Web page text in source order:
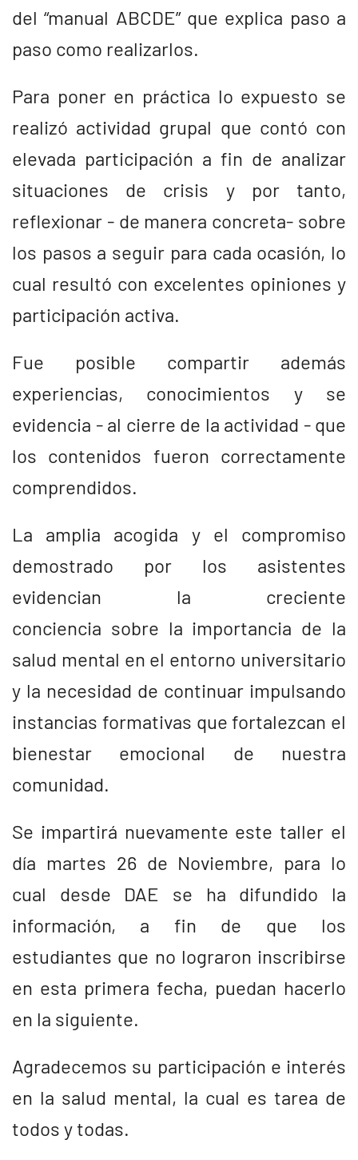
del “manual ABCDE” que explica paso a
paso como realizarlos.
Para poner en práctica lo expuesto se
realizó actividad grupal que contó con
elevada participación a fin de analizar
situaciones de crisis y por tanto,
reflexionar - de manera concreta- sobre
los pasos a seguir para cada ocasión, lo
cual resultó con excelentes opiniones y
participación activa.
Fue posible compartir además
experiencias, conocimientos y se
evidencia - al cierre de la actividad - que
los contenidos fueron correctamente
comprendidos.
La amplia acogida y el compromiso
demostrado por los asistentes
evidencian la creciente
conciencia sobre la importancia de la
salud mental en el entorno universitario
y la necesidad de continuar impulsando
instancias formativas que fortalezcan el
bienestar emocional de nuestra
comunidad.
Se impartirá nuevamente este taller el
día martes 26 de Noviembre, para lo
cual desde DAE se ha difundido la
información, a fin de que los
estudiantes que no lograron inscribirse
en esta primera fecha, puedan hacerlo
en la siguiente.
Agradecemos su participación e interés
en la salud mental, la cual es tarea de
todos y todas.